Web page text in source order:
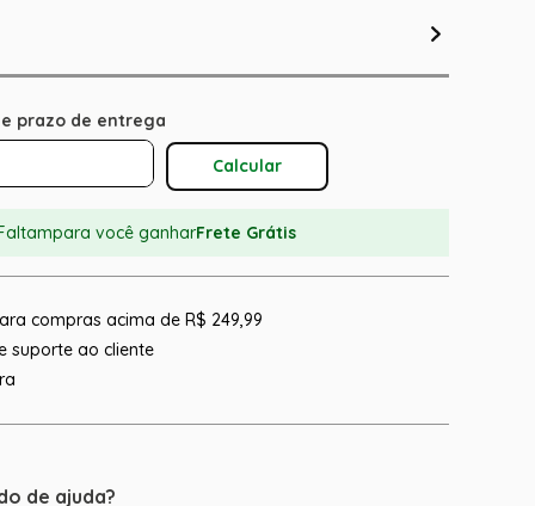
Calcular O Frete
para você ganharFrete Grátis
compras acima de R$ 249,99
suporte ao cliente
de ajuda?